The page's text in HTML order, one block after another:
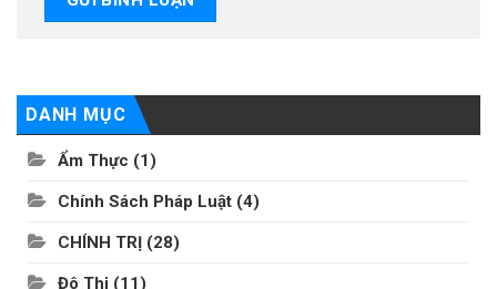
DANH MỤC
Ẩm Thực (1)
Chính Sách Pháp Luật (4)
CHÍNH TRỊ (28)
Đô Thị (11)